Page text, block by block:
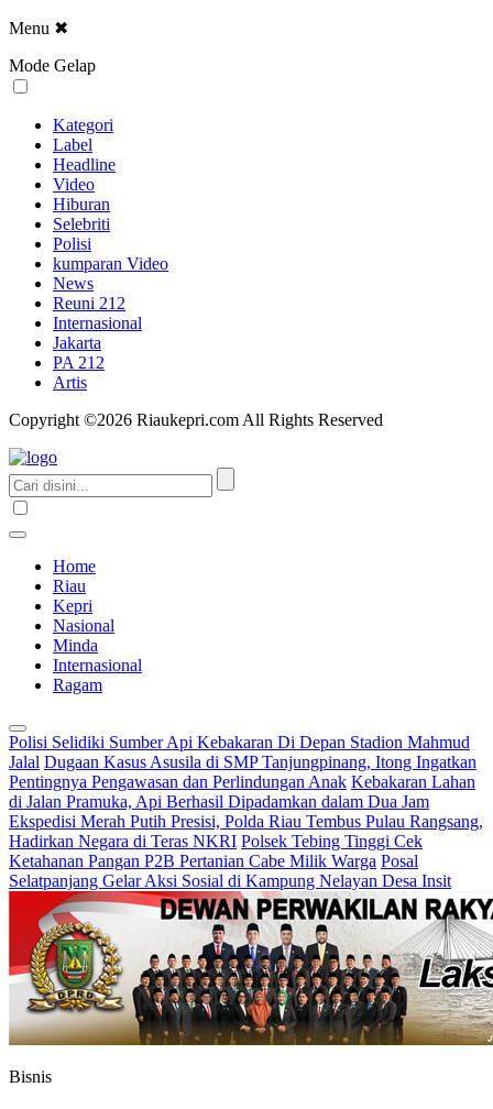
Menu ✖
Mode Gelap
Kategori
Label
Headline
Video
Hiburan
Selebriti
Polisi
kumparan Video
News
Reuni 212
Internasional
Jakarta
PA 212
Artis
Copyright ©2026 Riaukepri.com All Rights Reserved
Home
Riau
Kepri
Nasional
Minda
Internasional
Ragam
Polisi Selidiki Sumber Api Kebakaran Di Depan Stadion Mahmud
Jalal Dugaan Kasus Asusila di SMP Tanjungpinang, Itong Ingatkan
Pentingnya Pengawasan dan Perlindungan Anak Kebakaran Lahan
di Jalan Pramuka, Api Berhasil Dipadamkan dalam Dua Jam
Ekspedisi Merah Putih Presisi, Polda Riau Tembus Pulau Rangsang,
Hadirkan Negara di Teras NKRI Polsek Tebing Tinggi Cek
Ketahanan Pangan P2B Pertanian Cabe Milik Warga Posal
Selatpanjang Gelar Aksi Sosial di Kampung Nelayan Desa Insit
Bisnis